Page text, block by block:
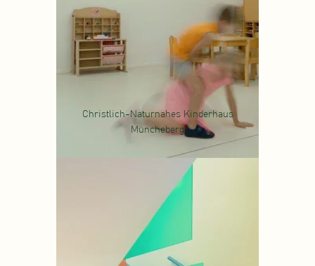
Christlich-Naturnahes Kinderhaus
Müncheberg